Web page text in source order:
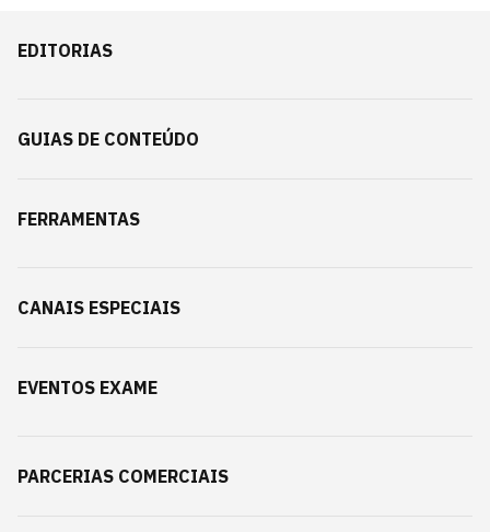
EDITORIAS
GUIAS DE CONTEÚDO
FERRAMENTAS
CANAIS ESPECIAIS
EVENTOS EXAME
PARCERIAS COMERCIAIS